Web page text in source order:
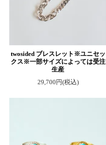
twosided ブレスレット※ユニセッ
クス※一部サイズによっては受注
生産
29,700円(税込)